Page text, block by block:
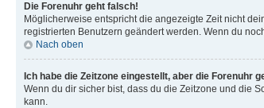
Die Forenuhr geht falsch!
Möglicherweise entspricht die angezeigte Zeit nicht
registrierten Benutzern geändert werden. Wenn du
Nach oben
Ich habe die Zeitzone eingestellt, aber die Forenuhr
Wenn du dir sicher bist, dass du die Zeitzone und die
kann.